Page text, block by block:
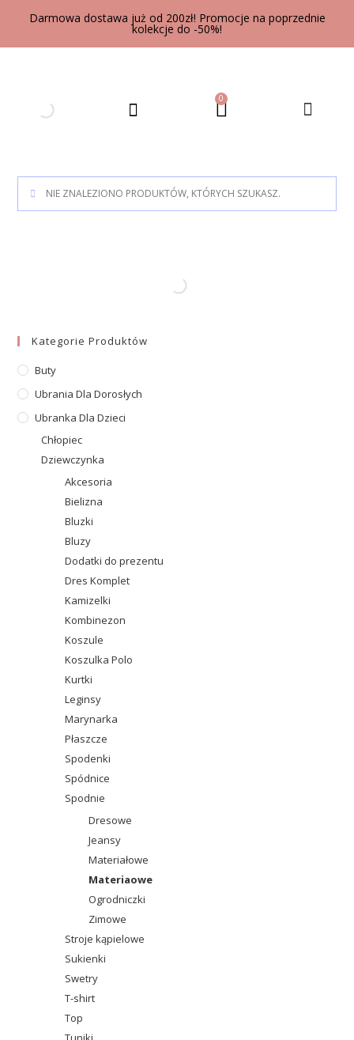
Darmowa dostawa już od 200zł! Promocje na poprzednie
kolekcje do -50%!
0
NIE ZNALEZIONO PRODUKTÓW, KTÓRYCH SZUKASZ.
Kategorie Produktów
Buty
Ubrania Dla Dorosłych
Ubranka Dla Dzieci
Chłopiec
Dziewczynka
Akcesoria
Bielizna
Bluzki
Bluzy
Dodatki do prezentu
Dres Komplet
Kamizelki
Kombinezon
Koszule
Koszulka Polo
Kurtki
Leginsy
Marynarka
Płaszcze
Spodenki
Spódnice
Spodnie
Dresowe
Jeansy
Materiałowe
Materiaowe
Ogrodniczki
Zimowe
Stroje kąpielowe
Sukienki
Swetry
T-shirt
Top